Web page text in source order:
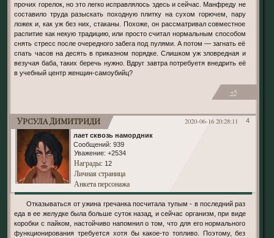
прочих горелок, но это легко исправлялось здесь и сейчас. Манфреду не
составило труда разыскать походную плитку на сухом горючем, пару
ложек и, как уж без них, стаканы. Похоже, он рассматривал совместное
распитие как некую традицию, или просто считал нормальным способом
снять стресс после очередного забега под пулями. А потом — загнать её
спать часов на десять в приказном порядке. Слишком уж зловредная и
везучая баба, таких беречь нужно. Вдруг завтра потребуетя внедрить её
в учебный центр женщин-самоубийц?
+5
4
2020-06-16 20:28:11
Урсула Димитриди
лает сквозь намордник
Сообщений: 939
Уважение: +2534
Награды: 12
Личная страница
Анкета персонажа
Отказываться от ужина гречанка посчитала тупым - в последний раз
еда в ее желудке была больше суток назад, и сейчас организм, при виде
коробки с пайком, настойчиво напомнил о том, что для его нормального
функционирования требуется хотя бы какое-то топливо. Поэтому, без